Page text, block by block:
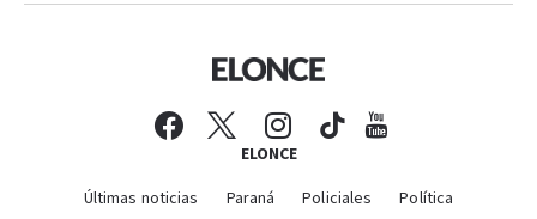
ELONCE
Últimas noticias Paraná Policiales
Política